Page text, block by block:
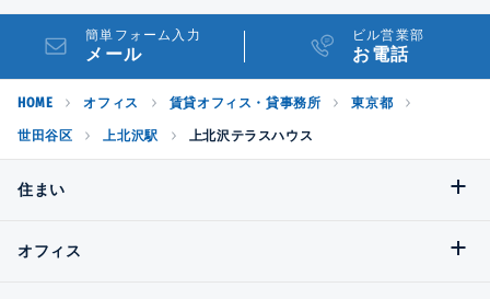
簡単フォーム入力
メール
ビル営業部
お電話
HOME オフィス 賃貸オフィス・貸事務所 東京都
世田谷区 上北沢駅 上北沢テラスハウス
住まい
オフィス